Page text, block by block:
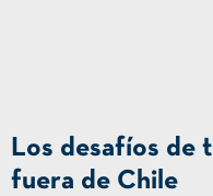
Los desafíos de
fuera de Chile